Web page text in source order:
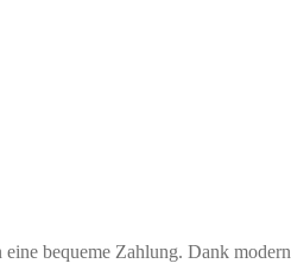
bequeme Zahlung. Dank